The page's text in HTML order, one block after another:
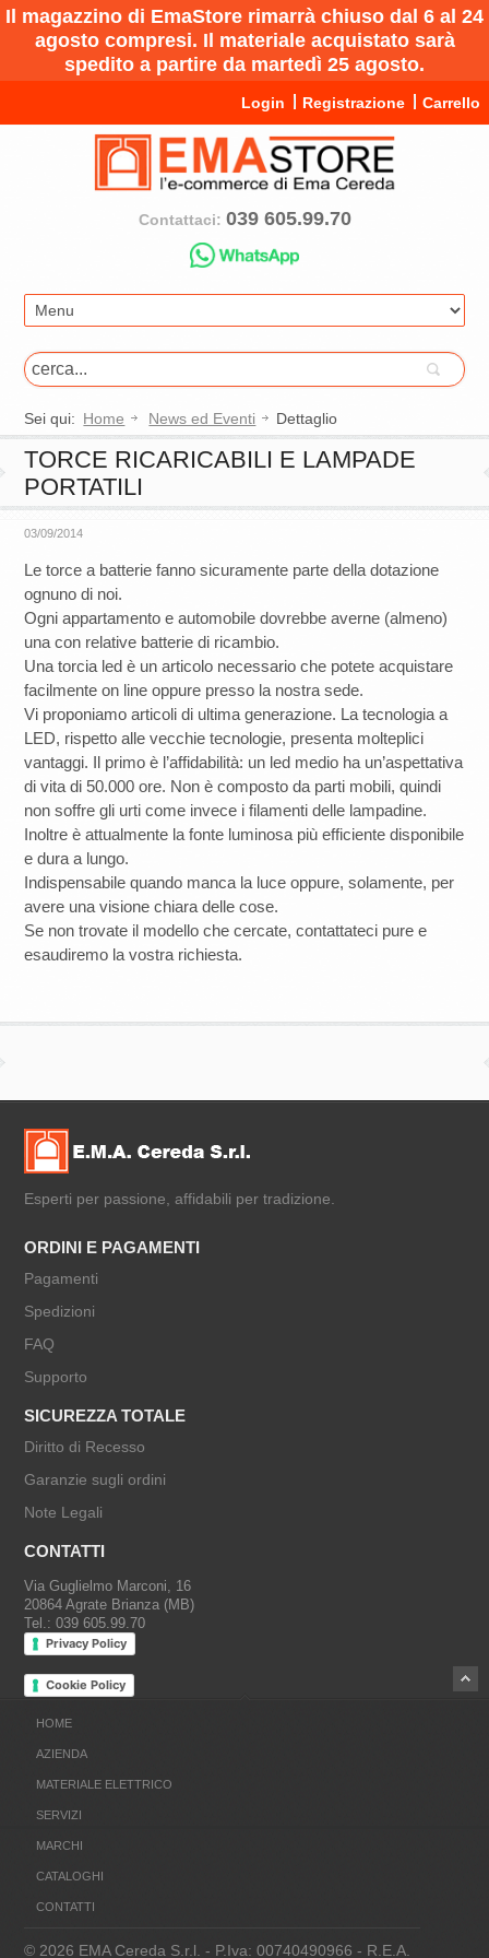
Il magazzino di EmaStore rimarrà chiuso dal 6 al 24
agosto compresi. Il materiale acquistato sarà
spedito a partire da martedì 25 agosto.
Login Registrazione Carrello
Contattaci: 039 605.99.70
Sei qui: Home News ed Eventi Dettaglio
TORCE RICARICABILI E LAMPADE
PORTATILI
03/09/2014
Le torce a batterie fanno sicuramente parte della dotazione
ognuno di noi.
Ogni appartamento e automobile dovrebbe averne (almeno)
una con relative batterie di ricambio.
Una torcia led è un articolo necessario che potete acquistare
facilmente on line oppure presso la nostra sede.
Vi proponiamo articoli di ultima generazione. La tecnologia a
LED, rispetto alle vecchie tecnologie, presenta molteplici
vantaggi. Il primo è l’affidabilità: un led medio ha un’aspettativa
di vita di 50.000 ore. Non è composto da parti mobili, quindi
non soffre gli urti come invece i filamenti delle lampadine.
Inoltre è attualmente la fonte luminosa più efficiente disponibile
e dura a lungo.
Indispensabile quando manca la luce oppure, solamente, per
avere una visione chiara delle cose.
Se non trovate il modello che cercate, contattateci pure e
esaudiremo la vostra richiesta.
Esperti per passione, affidabili per tradizione.
ORDINI E PAGAMENTI
Pagamenti
Spedizioni
FAQ
Supporto
SICUREZZA TOTALE
Diritto di Recesso
Garanzie sugli ordini
Note Legali
CONTATTI
Via Guglielmo Marconi, 16
20864 Agrate Brianza (MB)
Tel.: 039 605.99.70
Privacy Policy
Cookie Policy
HOME
AZIENDA
MATERIALE ELETTRICO
SERVIZI
MARCHI
CATALOGHI
CONTATTI
© 2026 EMA Cereda S.r.l. - P.Iva: 00740490966 - R.E.A.